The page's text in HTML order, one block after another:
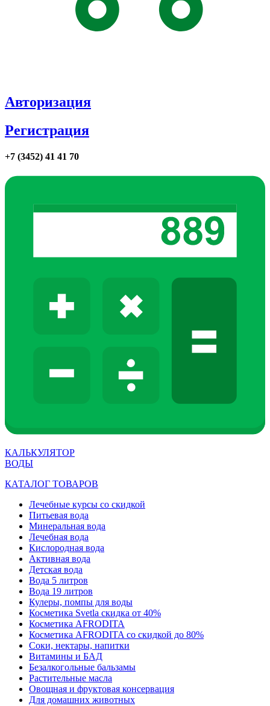
Авторизация
Регистрация
+7 (3452) 41 41 70
КАЛЬКУЛЯТОР
ВОДЫ
КАТАЛОГ ТОВАРОВ
Лечебные курсы со скидкой
Питьевая вода
Минеральная вода
Лечебная вода
Кислородная вода
Активная вода
Детская вода
Вода 5 литров
Вода 19 литров
Кулеры, помпы для воды
Косметика Svetla скидка от 40%
Косметика AFRODITA
Косметика AFRODITA со скидкой до 80%
Соки, нектары, напитки
Витамины и БАД
Безалкогольные бальзамы
Растительные масла
Овощная и фруктовая консервация
Для домашних животных